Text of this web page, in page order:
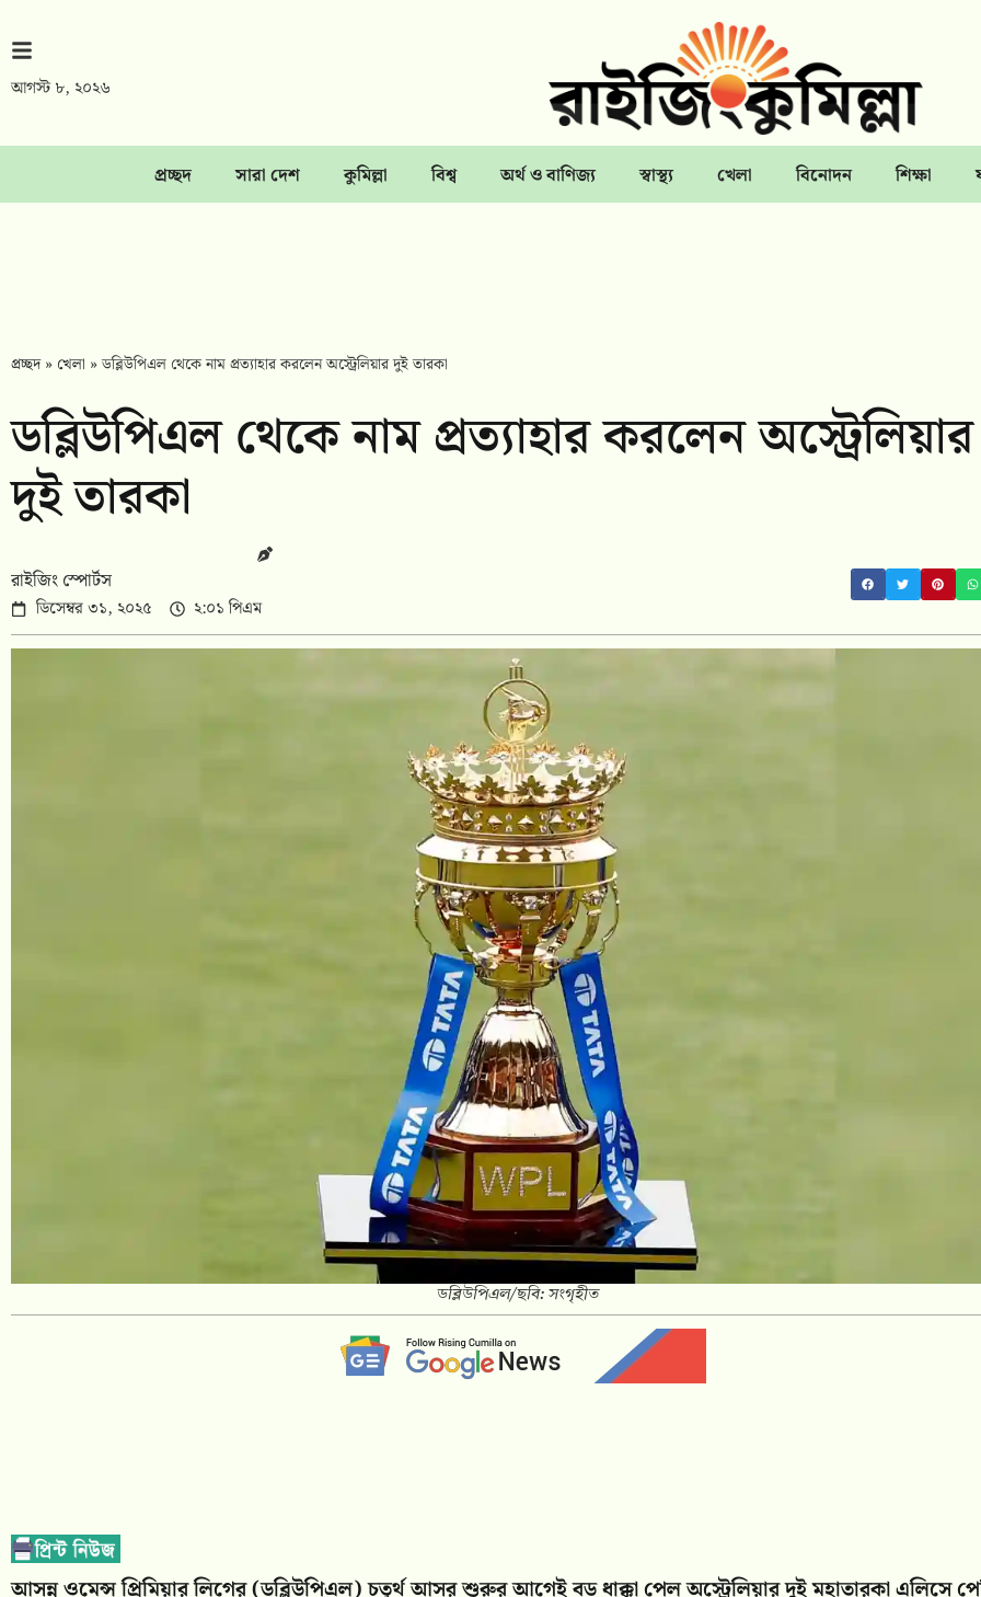
আগস্ট ৮, ২০২৬
প্রচ্ছদ সারা দেশ কুমিল্লা বিশ্ব অর্থ ও বাণিজ্য স্বাস্থ্য খেলা বিনোদন শিক্ষা
প্রচ্ছদ» খেলা »ডব্লিউপিএল থেকে নাম প্রত্যাহার করলেন অস্ট্রেলিয়ার দুই তারকা
ডব্লিউপিএল থেকে নাম প্রত্যাহার করলেন অস্ট্রেলিয়ার
দুই তারকা
রাইজিং স্পোর্টস
ডিসেম্বর ৩১, ২০২৫ ২:০১ পিএম
ডব্লিউপিএল/ছবি: সংগৃহীত
আসন্ন ওমেন্স প্রিমিয়ার লিগের (ডব্লিউপিএল) চতুর্থ আসর শুরুর আগেই বড় ধাক্কা পেল অস্ট্রেলিয়ার দুই মহাতারকা এলিসে